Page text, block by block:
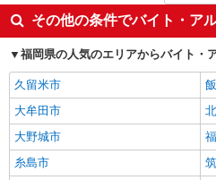
クレーン・玉掛1,300円
その他軽作業・製造・物流
1,300円
一般・営業事務1,300円
新宮町の他の職種の平均時給を見る
その他の条件でバイト・ア
福岡県の人気のエリアからバイト・
久留米市
大牟田市
大野城市
糸島市